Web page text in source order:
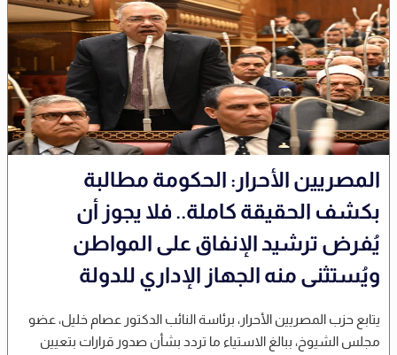
المصريين الأحرار: الحكومة مطالبة
بكشف الحقيقة كاملة.. فلا يجوز أن
يُفرض ترشيد الإنفاق على المواطن
ويُستثنى منه الجهاز الإداري للدولة
يتابع حزب المصريين الأحرار، برئاسة النائب الدكتور عصام خليل، عضو
مجلس الشيوخ، ببالغ الاستياء ما تردد بشأن صدور قرارات بتعيين